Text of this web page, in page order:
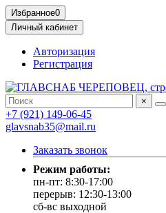
Избранное0
Личный кабинет
Авторизация
Регистрация
×
+7 (921) 149-06-45
glavsnab35@mail.ru
Заказать звонок
Режим работы:
пн-пт: 8:30-17:00
перерыв: 12:30-13:00
сб-вс выходной